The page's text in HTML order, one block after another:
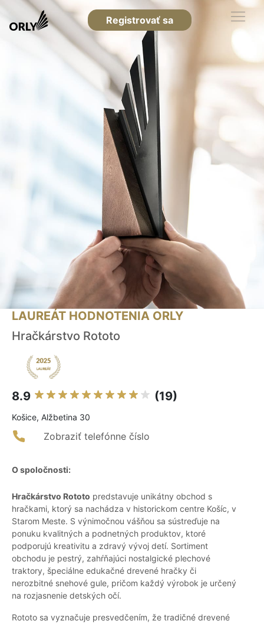
Registrovať sa
LAUREÁT HODNOTENIA ORLY
Hračkárstvo Rototo
8.9 (19)
Košice, Alžbetina 30
Zobraziť telefónne číslo
O spoločnosti:
Hračkárstvo Rototo predstavuje unikátny obchod s
hračkami, ktorý sa nachádza v historickom centre Košíc, v
Starom Meste. S výnimočnou vášňou sa sústreďuje na
ponuku kvalitných a podnetných produktov, ktoré
podporujú kreativitu a zdravý vývoj detí. Sortiment
obchodu je pestrý, zahŕňajúci nostalgické plechové
traktory, špeciálne edukačné drevené hračky či
nerozbitné snehové gule, pričom každý výrobok je určený
na rozjasnenie detských očí.
Rototo sa vyznačuje presvedčením, že tradičné drevené